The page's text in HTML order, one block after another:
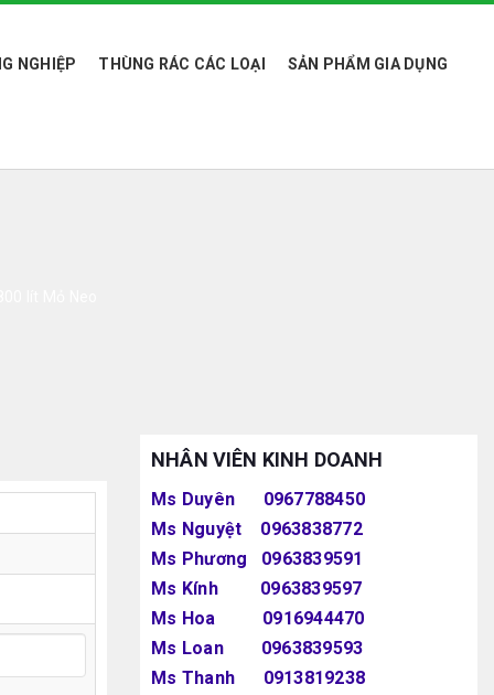
NGHIỆP THÙNG RÁC CÁC LOẠI SẢN PHẨM GIA DỤNG
NHÂN VIÊN KINH DOANH
Ms Duyên 0967788450
Ms Nguyệt 0963838772
Ms Phương 0963839591
Ms Kính 0963839597
Ms Hoa 0916944470
Ms Loan 0963839593
Ms Thanh 0913819238